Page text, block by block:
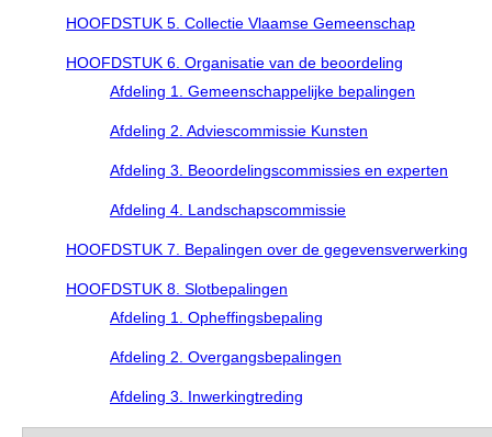
HOOFDSTUK 5. Collectie Vlaamse Gemeenschap
HOOFDSTUK 6. Organisatie van de beoordeling
Afdeling 1. Gemeenschappelijke bepalingen
Afdeling 2. Adviescommissie Kunsten
Afdeling 3. Beoordelingscommissies en experten
Afdeling 4. Landschapscommissie
HOOFDSTUK 7. Bepalingen over de gegevensverwerking
HOOFDSTUK 8. Slotbepalingen
Afdeling 1. Opheffingsbepaling
Afdeling 2. Overgangsbepalingen
Afdeling 3. Inwerkingtreding